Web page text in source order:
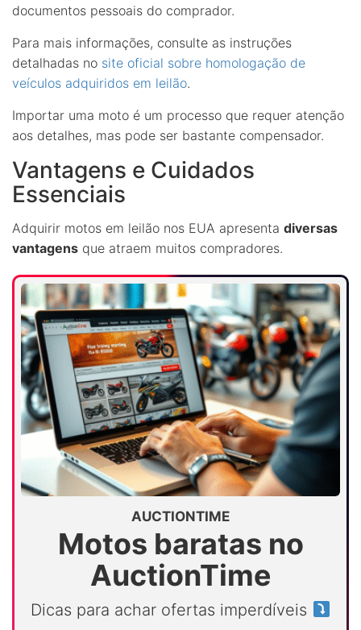
documentos pessoais do comprador.
Para mais informações, consulte as instruções
detalhadas no site oficial sobre homologação de
veículos adquiridos em leilão.
Importar uma moto é um processo que requer atenção
aos detalhes, mas pode ser bastante compensador.
Vantagens e Cuidados
Essenciais
Adquirir motos em leilão nos EUA apresenta diversas
vantagens que atraem muitos compradores.
AUCTIONTIME
Motos baratas no
AuctionTime
Dicas para achar ofertas imperdíveis